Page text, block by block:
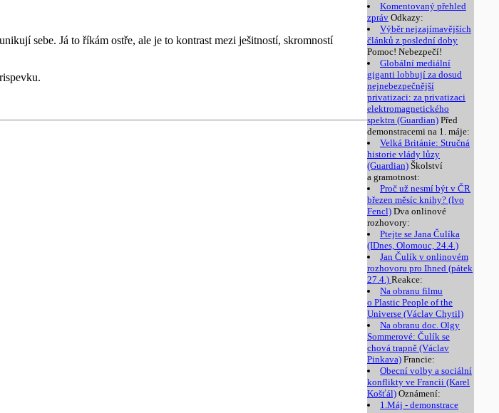
Komentovaný přehled
zpráv Odkazy:
Výběr nejzajímavějších
článků z poslední doby
Pomoc! Nebezpečí!
Globální mediální
giganti lobbují za dosud
nejnebezpečnější
privatizaci: za privatizaci
elektromagnetického
spektra (Guardian) Před
demonstracemi na 1. máje:
Velká Británie: Stručná
historie vlády lůzy
(Guardian) Školství
a gramotnost:
Proč už nesmí být v ČR
březen měsíc knihy? (Ivo
Fencl) Dva onlinové
rozhovory:
Ptejte se Jana Čulíka
(IDnes, Olomouc, 24.4.)
Jan Čulík v onlinovém
rozhovoru pro Ihned (pátek
27.4.) Reakce:
Na obranu filmu
o Plastic People of the
Universe (Václav Chytil)
Na obranu doc. Olgy
Sommerové: Čulík se
chová trapně (Václav
Pinkava) Francie:
Obecní volby a sociální
konflikty ve Francii (Karel
Košťál) Oznámení:
1.Máj - demonstrace
sebe. Já to říkám ostře, ale je to kontrast mezi ješitností, skromností